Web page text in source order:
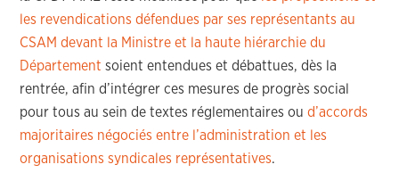
les revendications défendues par ses représentants au
CSAM devant la Ministre et la haute hiérarchie du
Département soient entendues et débattues, dès la
rentrée, afin d’intégrer ces mesures de progrès social
pour tous au sein de textes réglementaires oud’accords
majoritaires négociés entre l’administration et les
organisations syndicales représentatives.